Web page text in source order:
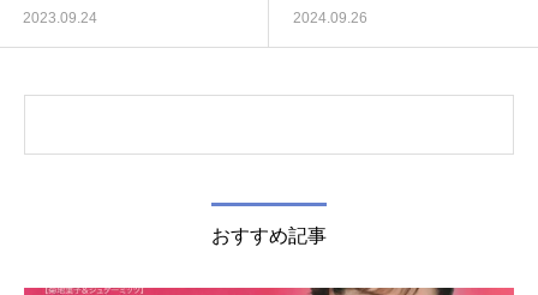
2023.09.24
催：ぷちピアノランド関西）
2024.09.26
おすすめ記事